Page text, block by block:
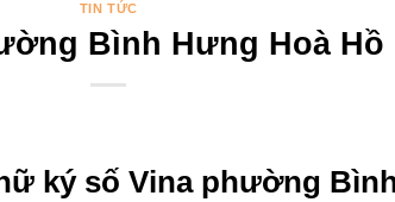
TIN TỨC
Bình Hưng Hoà Hồ
ký số Vina phường